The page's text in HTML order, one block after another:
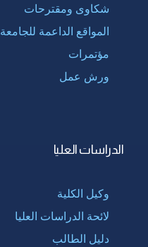
شكاوى ومقترحات
المواقع الداعمة للجامعة
مؤتمرات
ورش عمل
الدراسات العليا
وكيل الكلية
لائحة الدراسات العليا
دليل الطالب